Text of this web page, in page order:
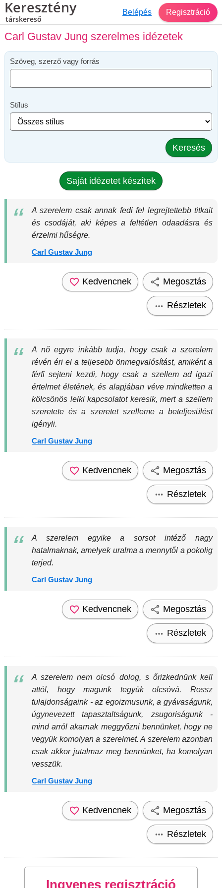
Keresztény
társkereső
Belépés Regisztráció
Carl Gustav Jung szerelmes idézetek
Szöveg, szerző vagy forrás
Stílus
Keresés
Saját idézetet készítek
A szerelem csak annak fedi fel legrejtettebb titkait
és csodáját, aki képes a feltétlen odaadásra és
érzelmi hűségre.
Carl Gustav Jung
Kedvencnek Megosztás
Részletek
A nő egyre inkább tudja, hogy csak a szerelem
révén éri el a teljesebb önmegvalósítást, amiként a
férfi sejteni kezdi, hogy csak a szellem ad igazi
értelmet életének, és alapjában véve mindketten a
kölcsönös lelki kapcsolatot keresik, mert a szellem
szeretete és a szeretet szelleme a beteljesülést
igényli.
Carl Gustav Jung
Kedvencnek Megosztás
Részletek
A szerelem egyike a sorsot intéző nagy
hatalmaknak, amelyek uralma a mennytől a pokolig
terjed.
Carl Gustav Jung
Kedvencnek Megosztás
Részletek
A szerelem nem olcsó dolog, s őrizkednünk kell
attól, hogy magunk tegyük olcsóvá. Rossz
tulajdonságaink - az egoizmusunk, a gyávaságunk,
úgynevezett tapasztaltságunk, zsugoriságunk -
mind arról akarnak meggyőzni bennünket, hogy ne
vegyük komolyan a szerelmet. A szerelem azonban
csak akkor jutalmaz meg bennünket, ha komolyan
vesszük.
Carl Gustav Jung
Kedvencnek Megosztás
Részletek
Ingyenes regisztráció